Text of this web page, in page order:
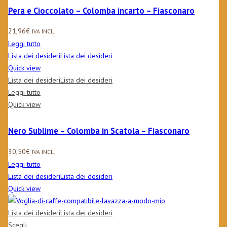
Pera e Cioccolato – Colomba incarto – Fiasconaro
21,96€ IVA INCL.
Leggi tutto
Lista dei desideriLista dei desideri
Quick view
Lista dei desideriLista dei desideri
Leggi tutto
Quick view
Nero Sublime – Colomba in Scatola – Fiasconaro
30,50€ IVA INCL.
Leggi tutto
Lista dei desideriLista dei desideri
Quick view
Lista dei desideriLista dei desideri
Scegli